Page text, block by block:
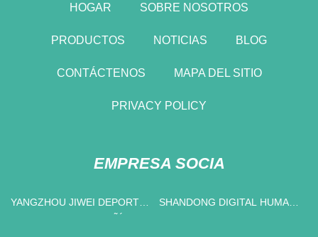
HOGAR SOBRE NOSOTROS
PRODUCTOS NOTICIAS BLOG
CONTÁCTENOS MAPA DEL SITIO
PRIVACY POLICY
EMPRESA SOCIA
YANGZHOU JIWEI DEPORTES
SHANDONG DIGITAL HUMAN